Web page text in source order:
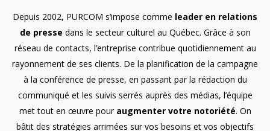
Depuis 2002, PURCOM s’impose comme leader en relations
de presse dans le secteur culturel au Québec. Grâce à son
réseau de contacts, l’entreprise contribue quotidiennement au
rayonnement de ses clients. De la planification de la campagne
à la conférence de presse, en passant par la rédaction du
communiqué et les suivis serrés auprès des médias, l’équipe
met tout en œuvre pour augmenter votre notoriété. On
bâtit des stratégies arrimées sur vos besoins et vos objectifs